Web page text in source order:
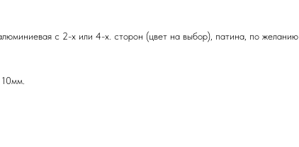
с 2-х или 4-х. сторон (цвет на выбор), патина, по желанию